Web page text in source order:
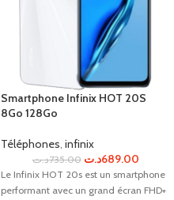
Smartphone Infinix HOT 20S
8Go 128Go
Téléphones, infinix
735.00د.ت 689.00د.ت
Le Infinix HOT 20s est un smartphone
performant avec un grand écran FHD+